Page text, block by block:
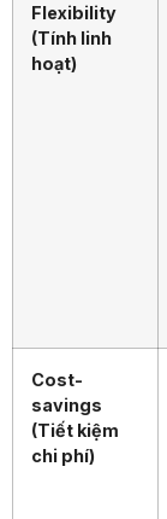
Flexibility
(Tính linh
hoạt)
Cost-
savings
(Tiết kiệm
chi phí)